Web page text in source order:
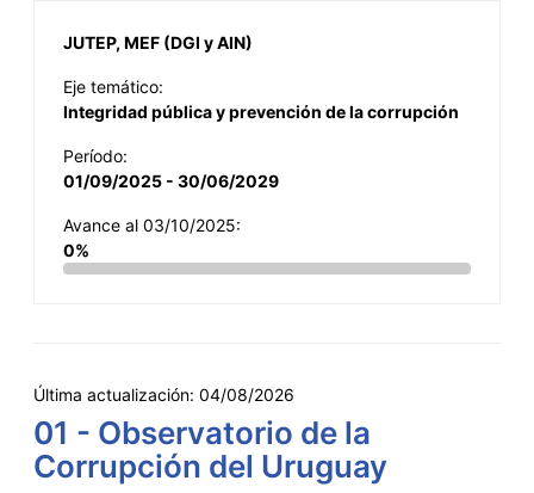
JUTEP, MEF (DGI y AIN)
Eje temático:
Integridad pública y prevención de la corrupción
Período:
01/09/2025 - 30/06/2029
Avance al 03/10/2025:
0%
Última actualización: 04/08/2026
01 - Observatorio de la
Corrupción del Uruguay